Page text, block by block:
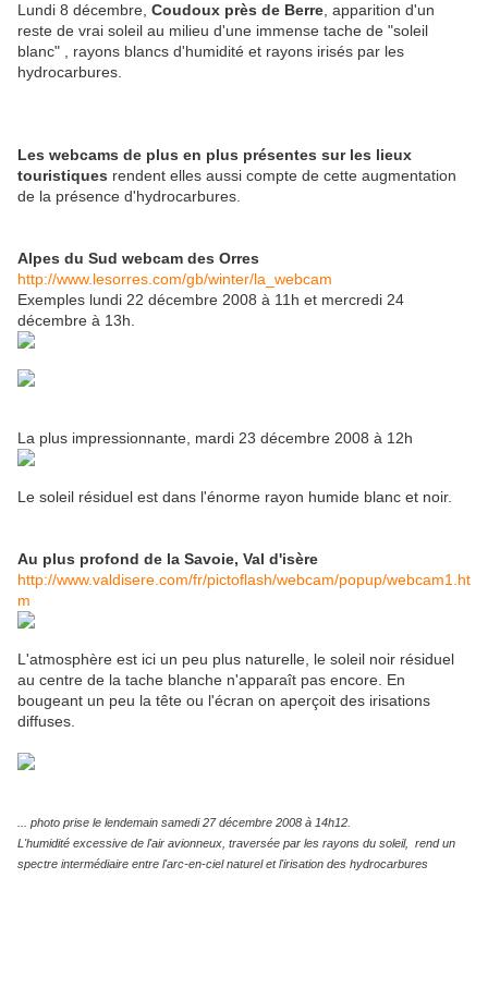
Lundi 8 décembre, Coudoux près de Berre , apparition d'un
reste de vrai soleil au milieu d'une immense tache de "soleil
blanc" , rayons blancs d'humidité et rayons irisés par les
hydrocarbures.
Les webcams de plus en plus présentes sur les lieux
touristiques rendent elles aussi compte de cette augmentation
de la présence d'hydrocarbures.
Alpes du Sud webcam des Orres
http://www.lesorres.com/gb/winter/la_webcam
Exemples lundi 22 décembre 2008 à 11h et mercredi 24
décembre à 13h.
La plus impressionnante, mardi 23 décembre 2008 à 12h
Le soleil résiduel est dans l'énorme rayon humide blanc et noir.
Au plus profond de la Savoie, Val d'isère
http://www.valdisere.com/fr/pictoflash/webcam/popup/webcam1.ht
m
L'atmosphère est ici un peu plus naturelle, le soleil noir résiduel
au centre de la tache blanche n'apparaît pas encore. En
bougeant un peu la tête ou l'écran on aperçoit des irisations
diffuses.
... photo prise le lendemain samedi 27 décembre 2008 à 14h12.
L'humidité excessive de l'air avionneux, traversée par les rayons du soleil, rend un
spectre intermédiaire entre l'arc-en-ciel naturel et l'irisation des hydrocarbures